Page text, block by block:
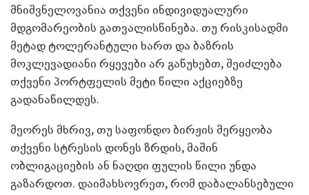
მნიშვნელოვანია თქვენი ინდივიდუალური
მდგომარეობის გათვალისწინება. თუ რისკისადმი
მეტად ტოლერანტული ხართ და ბაზრის
მოკლევადიანი რყევები არ გაწუხებთ, შეიძლება
თქვენი პორტფელის მეტი წილი აქციებზე
გადანაწილდეს.
მეორეს მხრივ, თუ საფონდო ბირჟის მერყეობა
თქვენი სტრესის დონეს ზრდის, მაშინ
ობლიგაციების ან ნაღდი ფულის წილი უნდა
გაზარდოთ. დაიმახსოვრეთ, რომ დაბალანსებული